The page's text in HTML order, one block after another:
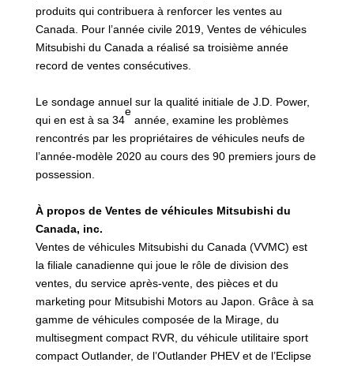
produits qui contribuera à renforcer les ventes au
Canada. Pour l’année civile 2019, Ventes de véhicules
Mitsubishi du Canada a réalisé sa troisième année
record de ventes consécutives.
Le sondage annuel sur la qualité initiale de J.D. Power,
qui en est à sa 34
e
année, examine les problèmes
rencontrés par les propriétaires de véhicules neufs de
l’année-modèle 2020 au cours des 90 premiers jours de
possession.
À propos de Ventes de véhicules Mitsubishi du
Canada, inc.
Ventes de véhicules Mitsubishi du Canada (VVMC) est
la filiale canadienne qui joue le rôle de division des
ventes, du service après-vente, des pièces et du
marketing pour Mitsubishi Motors au Japon. Grâce à sa
gamme de véhicules composée de la Mirage, du
multisegment compact RVR, du véhicule utilitaire sport
compact Outlander, de l’Outlander PHEV et de l’Eclipse